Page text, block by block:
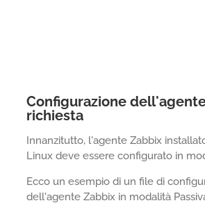
Configurazione
richiesta
Innanzitutto, l'agente Zabbix
Linux deve essere configurato in
Ecco un esempio di un file di
dell'agente Zabbix in modalità